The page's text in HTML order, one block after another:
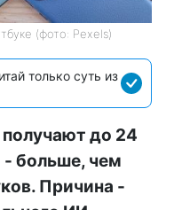
(фото: Pexels)
только суть из
до 24
- больше, чем
Причина -